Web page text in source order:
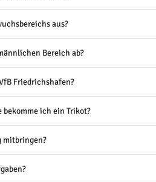
aus?
Bereich ab?
Friedrichshafen?
ich ein Trikot?
mitbringen?